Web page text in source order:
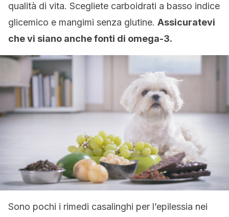
qualità di vita. Scegliete carboidrati a basso indice
glicemico e mangimi senza glutine. Assicuratevi
che vi siano anche fonti di omega-3.
Sono pochi i rimedi casalinghi per l’epilessia nei